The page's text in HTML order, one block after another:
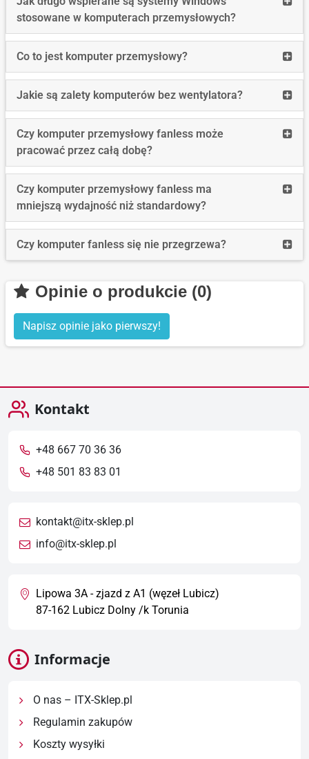
stosowane w komputerach przemysłowych?
Jak
długo
są
Co to jest komputer przemysłowy?
Read
more:
Co
jest
Jakie są zalety komputerów bez wentylatora?
Read
more:
Jakie
bez
Czy komputer przemysłowy fanless może
pracować przez całą dobę?
Read
Czy
może
Czy komputer przemysłowy fanless ma
mniejszą wydajność niż standardowy?
Read
Czy
Czy komputer fanless się nie przegrzewa?
Read
more:
nie
Opinie o produkcie (0)
Napisz opinie jako pierwszy!
Kontakt
+48 667 70 36 36
+48 501 83 83 01
kontakt@itx-sklep.pl
info@itx-sklep.pl
Lipowa 3A - zjazd z A1 (węzeł Lubicz)
87-162 Lubicz Dolny /k Torunia
Informacje
O nas – ITX-Sklep.pl
Regulamin zakupów
Koszty wysyłki